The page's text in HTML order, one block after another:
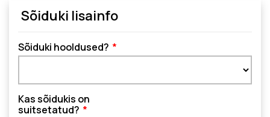
Sõiduki lisainfo
Sõiduki hooldused?
Kas sõidukis on
suitsetatud?